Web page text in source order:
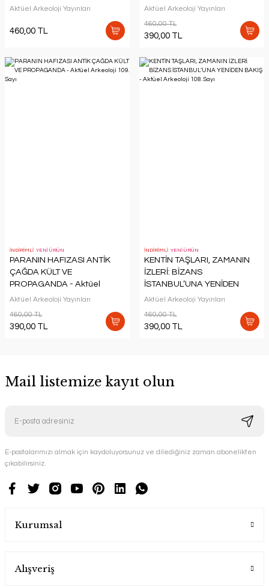
Aktüel Arkeoloji 111. Sayı
Aktüel Arkeoloji Yayınları
460,00 TL
Aktüel Arkeoloji 110. Sayı
Aktüel Arkeoloji Yayınları
460,00 TL
390,00 TL
İNDİRİMLİ YENİ ÜRÜN
PARANIN HAFIZASI ANTİK
ÇAĞDA KÜLT VE
PROPAGANDA - Aktüel
Arkeoloji 109. Sayı
Aktüel Arkeoloji Yayınları
460,00 TL
390,00 TL
İNDİRİMLİ YENİ ÜRÜN
KENTİN TAŞLARI, ZAMANIN
İZLERİ: BİZANS
İSTANBUL’UNA YENİDEN
BAKIŞ - Aktüel Arkeoloji 108.
Aktüel Arkeoloji Yayınları
460,00 TL
390,00 TL
Mail listemize kayıt olun
E-postalarımızı almak için kaydoluyorsunuz ve dilediğiniz zaman abonelikten
çıkabilirsiniz.
Kurumsal
Alışveriş